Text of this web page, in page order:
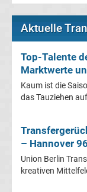
Fußballklubs
Fußball
Aktuelle
Top-Talente
Marktwerte
Kaum ist die
das Tauziehen
– Hannover
Union Berlin
kreativen